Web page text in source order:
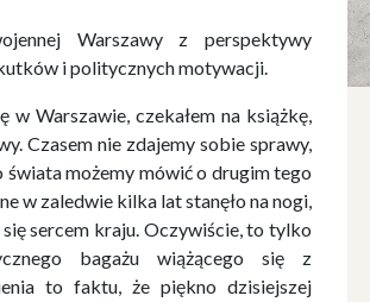
Warszawy z perspektywy
i politycznych motywacji.
Warszawie, czekałem na książkę,
Czasem nie zdajemy sobie sprawy,
świata możemy mówić o drugim tego
w zaledwie kilka lat stanęło na nogi,
sercem kraju. Oczywiście, to tylko
bagażu wiążącego się z
to faktu, że piękno dzisiejszej